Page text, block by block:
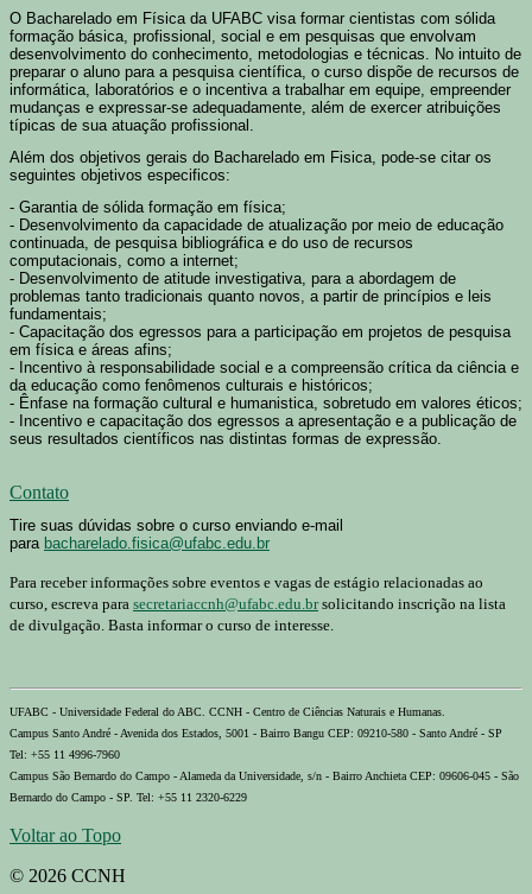
O Bacharelado em Física da UFABC visa formar cientistas com sólida
formação básica, profissional, social e em pesquisas que envolvam
desenvolvimento do conhecimento, metodologias e técnicas. No intuito de
preparar o aluno para a pesquisa científica, o curso dispõe de recursos de
informática, laboratórios e o incentiva a trabalhar em equipe, empreender
mudanças e expressar-se adequadamente, além de exercer atribuições
típicas de sua atuação profissional.
Além dos objetivos gerais do Bacharelado em Fisica, pode-se citar os
seguintes objetivos especificos:
- Garantia de sólida formação em física;
- Desenvolvimento da capacidade de atualização por meio de educação
continuada, de pesquisa bibliográfica e do uso de recursos
computacionais, como a internet;
- Desenvolvimento de atitude investigativa, para a abordagem de
problemas tanto tradicionais quanto novos, a partir de princípios e leis
fundamentais;
- Capacitação dos egressos para a participação em projetos de pesquisa
em física e áreas afins;
- Incentivo à responsabilidade social e a compreensão crítica da ciência e
da educação como fenômenos culturais e históricos;
- Ênfase na formação cultural e humanistica, sobretudo em valores éticos;
- Incentivo e capacitação dos egressos a apresentação e a publicação de
seus resultados científicos nas distintas formas de expressão.
Contato
Tire suas dúvidas sobre o curso enviando e-mail
para bacharelado.fisica@ufabc.edu.br
Para receber informações sobre eventos e vagas de estágio relacionadas ao
curso, escreva para secretariaccnh@ufabc.edu.brsolicitando inscrição na lista
de divulgação. Basta informar o curso de interesse.
UFABC - Universidade Federal do ABC. CCNH - Centro de Ciências Naturais e Humanas.
Campus Santo André - Avenida dos Estados, 5001 - Bairro Bangu CEP: 09210-580 - Santo André - SP
Tel: +55 11 4996-7960
Campus São Bernardo do Campo - Alameda da Universidade, s/n - Bairro Anchieta CEP: 09606-045 - São
Bernardo do Campo - SP. Tel: +55 11 2320-6229
Voltar ao Topo
© 2026 CCNH